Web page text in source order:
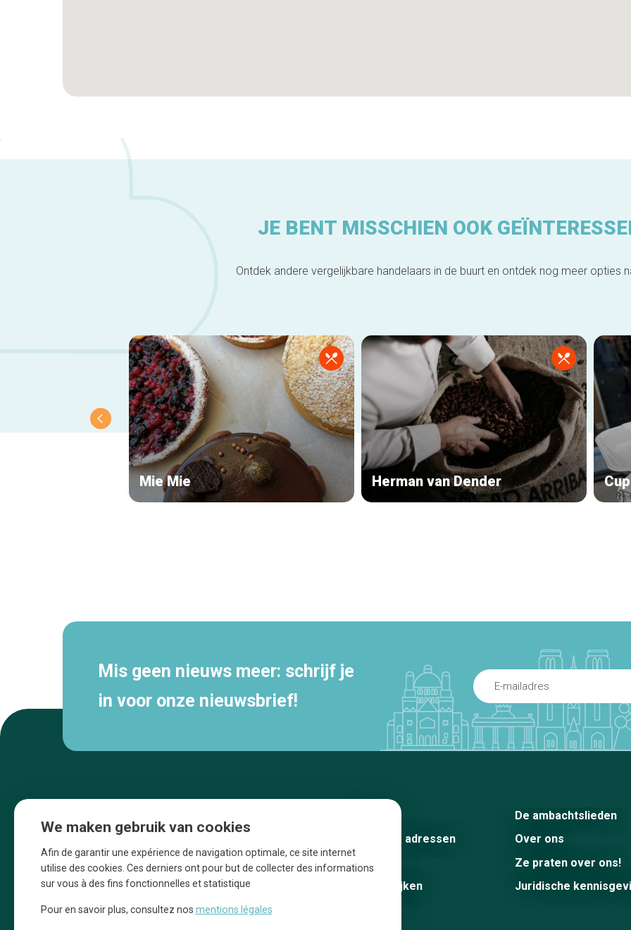
JE BENT MISSCHIEN OOK
Ontdek andere vergelijkbare handelaars in de buurt en ontdek nog meer opties
Mie Mie Herman van Dender
Mis geen nieuws meer: schrijf je
in voor onze nieuwsbrief!
Une initiative d’Entreprendre Bruxelles pour
la promotion des commerces de la Ville
De beste adressen
Blog
Winkelwijken
De ambachtslieden
Over ons
Ze praten over ons!
Juridische
We maken gebruik van cookies
Afin de garantir une expérience de navigation optimale, ce site internet
utilise des cookies. Ces derniers ont pour but de collecter des informations
sur vous à des fins fonctionnelles et statistique
Pour en savoir plus, consultez nos mentions légales